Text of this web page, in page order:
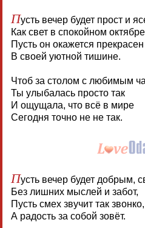
Пусть вечер будет прост и
Как свет в спокойном
Пусть он окажется прекрасен
В своей уютной тишине.
Чтоб за столом с любимым
Ты улыбалась просто так
И ощущала, что всё в мире
Сегодня точно не не так.
Пусть вечер будет добрым,
Без лишних мыслей и забот,
Пусть смех звучит так
А радость за собой зовёт.